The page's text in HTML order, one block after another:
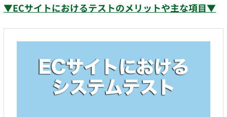
▼ECサイトにおけるテストのメリットや主な項目▼